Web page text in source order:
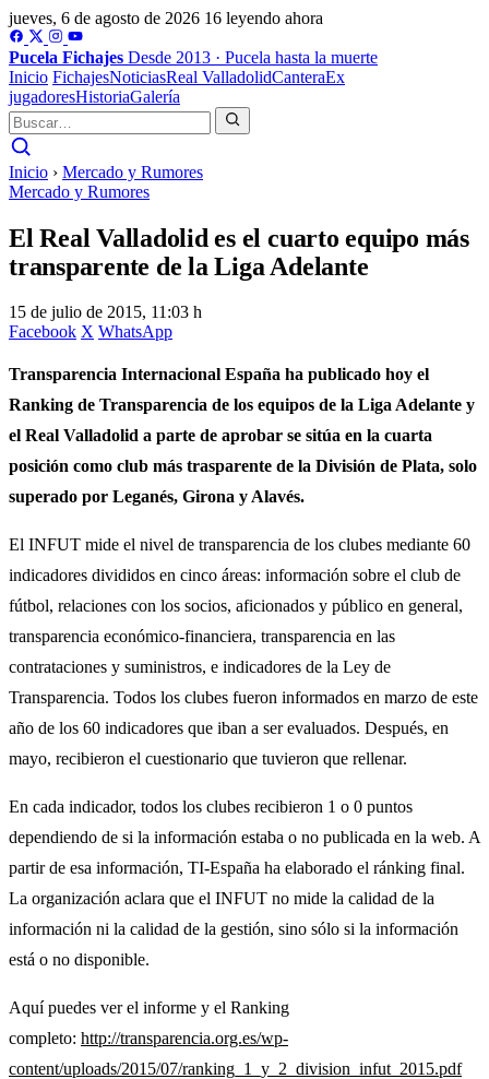
jueves, 6 de agosto de 2026 16 leyendo ahora
Pucela Fichajes Desde 2013 · Pucela hasta la muerte
Inicio FichajesNoticiasReal ValladolidCanteraEx
jugadoresHistoriaGalería
Inicio › Mercado y Rumores
Mercado y Rumores
El Real Valladolid es el cuarto equipo más
transparente de la Liga Adelante
15 de julio de 2015, 11:03 h
Facebook X WhatsApp
Transparencia Internacional España ha publicado hoy el
Ranking de Transparencia de los equipos de la Liga Adelante y
el Real Valladolid a parte de aprobar se sitúa en la cuarta
posición como club más trasparente de la División de Plata, solo
superado por Leganés, Girona y Alavés.
El INFUT mide el nivel de transparencia de los clubes mediante 60
indicadores divididos en cinco áreas: información sobre el club de
fútbol, relaciones con los socios, aficionados y público en general,
transparencia económico-financiera, transparencia en las
contrataciones y suministros, e indicadores de la Ley de
Transparencia. Todos los clubes fueron informados en marzo de este
año de los 60 indicadores que iban a ser evaluados. Después, en
mayo, recibieron el cuestionario que tuvieron que rellenar.
En cada indicador, todos los clubes recibieron 1 o 0 puntos
dependiendo de si la información estaba o no publicada en la web. A
partir de esa información, TI-España ha elaborado el ránking final.
La organización aclara que el INFUT no mide la calidad de la
información ni la calidad de la gestión, sino sólo si la información
está o no disponible.
Aquí puedes ver el informe y el Ranking
completo: http://transparencia.org.es/wp-
content/uploads/2015/07/ranking_1_y_2_division_infut_2015.pdf